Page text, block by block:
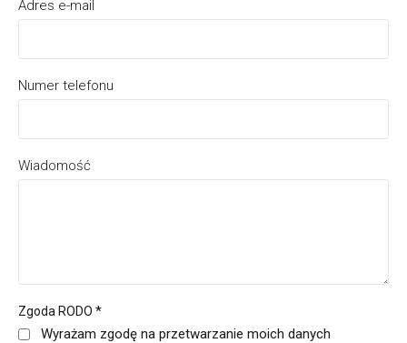
Adres e-mail
Numer telefonu
Wiadomość
Zgoda RODO *
Wyrażam zgodę na przetwarzanie moich danych